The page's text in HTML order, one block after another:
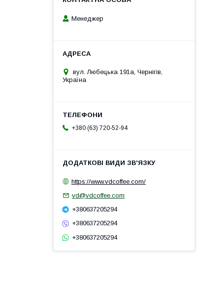
Менеджер
вул. Любецька 191а, Чернігів,
Україна
+380 (63) 720-52-94
https://www.vdcoffee.com/
vd@vdcoffee.com
+380637205294
+380637205294
+380637205294